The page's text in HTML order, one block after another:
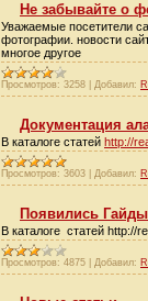
Не забывайте о
Уважаемые посетители
фотографии. новости
многое другое
Просмотров: 3258 Добавил:
Документация
В каталоге статей http://
Просмотров: 3603 Добавил:
Появились
В каталоге статей http://
Просмотров: 4875 Добавил: